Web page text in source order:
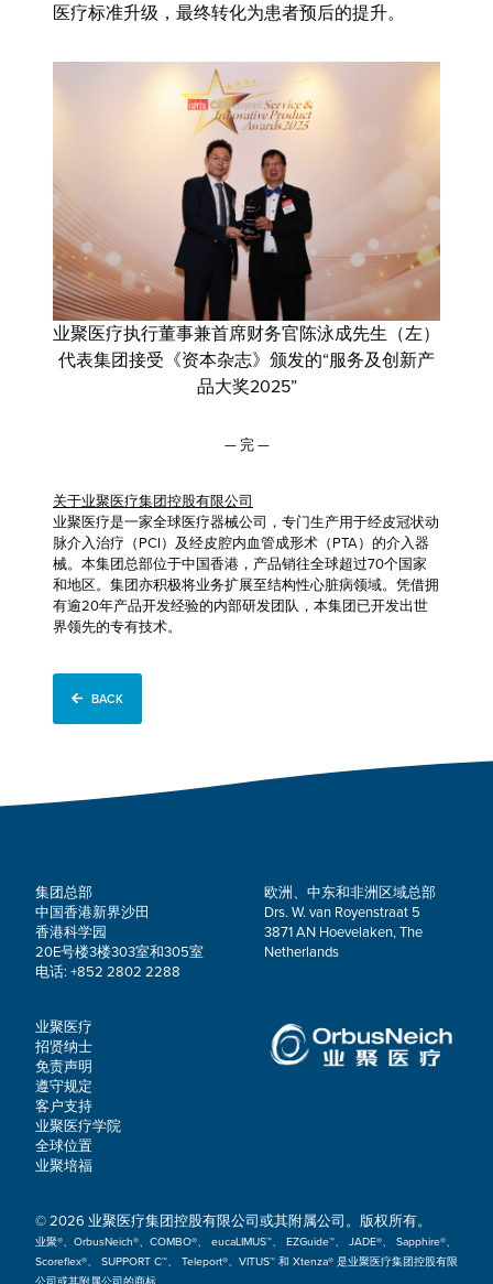
医疗标准升级，最终转化为患者预后的提升。
业聚医疗执行董事兼首席财务官陈泳成先生（左）
代表集团接受《资本杂志》颁发的“服务及创新产
品大奖2025”
— 完 —
关于业聚医疗集团控股有限公司
业聚医疗是一家全球医疗器械公司，专门生产用于经皮冠状动
脉介入治疗（PCI）及经皮腔内血管成形术（PTA）的介入器
械。本集团总部位于中国香港，产品销往全球超过70个国家
和地区。集团亦积极将业务扩展至结构性心脏病领域。凭借拥
有逾20年产品开发经验的内部研发团队，本集团已开发出世
界领先的专有技术。
BACK
集团总部
中国香港新界沙田
香港科学园
20E号楼3楼303室和305室
电话: +852 2802 2288
欧洲、中东和非洲区域总部
Drs. W. van Royenstraat 5
3871 AN Hoevelaken, The
Netherlands
业聚医疗
招贤纳士
免责声明
遵守规定
客户支持
业聚医疗学院
全球位置
业聚培福
© 2026 业聚医疗集团控股有限公司或其附属公司。版权所有。
业聚®、OrbusNeich®、COMBO®、 eucaLIMUS™、 EZGuide™、 JADE®、 Sapphire®、
Scoreflex®、 SUPPORT C™、 Teleport®、VITUS™ 和 Xtenza® 是业聚医疗集团控股有限
公司或其附属公司的商标。